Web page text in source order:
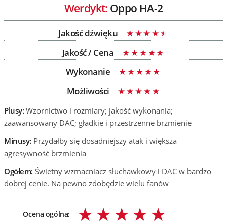
Werdykt: Oppo HA-2
Jakość dźwięku
Jakość / Cena
Wykonanie
Możliwości
Plusy: Wzornictwo i rozmiary; jakość wykonania;
zaawansowany DAC; gładkie i przestrzenne brzmienie
Minusy: Przydałby się dosadniejszy atak i większa
agresywność brzmienia
Ogółem: Świetny wzmacniacz słuchawkowy i DAC w bardzo
dobrej cenie. Na pewno zdobędzie wielu fanów
Ocena ogólna: